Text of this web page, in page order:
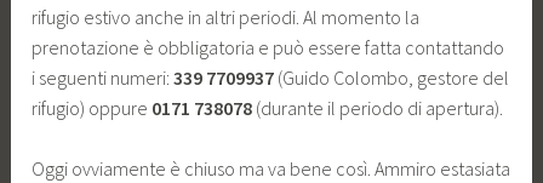
rifugio estivo anche in altri periodi. Al momento la
prenotazione è obbligatoria e può essere fatta contattando
i seguenti numeri:339 7709937 (Guido Colombo, gestore del
rifugio) oppure 0171 738078 (durante il periodo di apertura).
Oggi ovviamente è chiuso ma va bene così. Ammiro estasiata